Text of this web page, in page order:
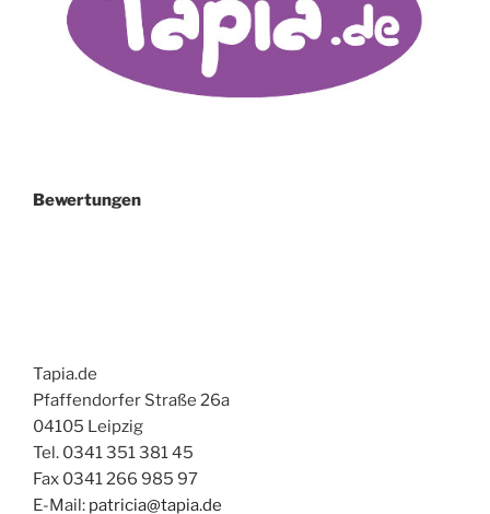
Bewertungen
Tapia.de
Pfaffendorfer Straße 26a
04105 Leipzig
Tel. 0341 351 381 45
Fax 0341 266 985 97
E-Mail: patricia@tapia.de